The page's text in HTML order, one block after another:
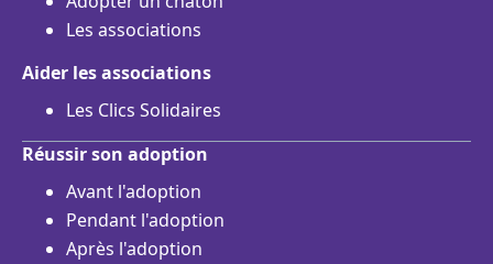
Les associations
Aider les associations
Les Clics Solidaires
Réussir son adoption
Avant l'adoption
Pendant l'adoption
Après l'adoption